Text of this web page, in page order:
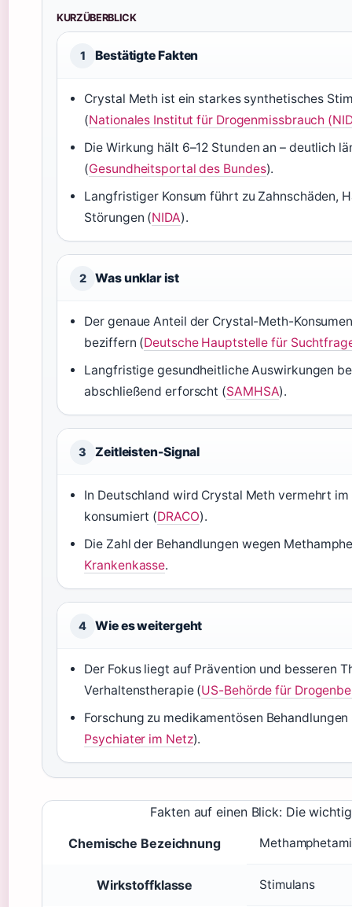
KURZÜBERBLICK
1 Bestätigte Fakten
Crystal Meth ist ein starkes synthetisches
(Nationales Institut für Drogenmissbrauch
Die Wirkung hält 6–12 Stunden an – deutlich
(Gesundheitsportal des Bundes).
Langfristiger Konsum führt zu Zahnschäden,
Störungen (NIDA).
2 Was unklar ist
Der genaue Anteil der Crystal-Meth-
beziffern (Deutsche Hauptstelle für
Langfristige gesundheitliche Auswirkungen
abschließend erforscht (SAMHSA).
3 Zeitleisten-Signal
In Deutschland wird Crystal Meth vermehrt
konsumiert (DRACO).
Die Zahl der Behandlungen wegen
Krankenkasse.
4 Wie es weitergeht
Der Fokus liegt auf Prävention und besseren
Verhaltenstherapie (US-Behörde für
Forschung zu medikamentösen
Psychiater im Netz).
Fakten auf einen Blick: Die
Chemische Bezeichnung
Wirkstoffklasse Stimulans